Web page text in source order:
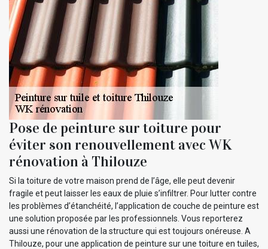
Pose de peinture sur toiture pour
éviter son renouvellement avec WK
rénovation à Thilouze
Si la toiture de votre maison prend de l’âge, elle peut devenir
fragile et peut laisser les eaux de pluie s’infiltrer. Pour lutter contre
les problèmes d’étanchéité, l’application de couche de peinture est
une solution proposée par les professionnels. Vous reporterez
aussi une rénovation de la structure qui est toujours onéreuse. A
Thilouze, pour une application de peinture sur une toiture en tuiles,